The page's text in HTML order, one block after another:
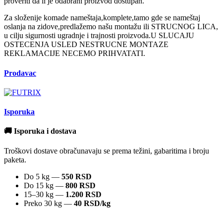
Za složenije komade nameštaja,komplete,tamo gde se nameštaj
oslanja na zidove,predlažemo našu montažu ili STRUCNOG LICA,
u cilju sigurnosti ugradnje i trajnosti proizvoda.U SLUCAJU
OSTECENJA USLED NESTRUCNE MONTAZE
REKLAMACIJE NECEMO PRIHVATATI.
Prodavac
Isporuka
🚚 Isporuka i dostava
Troškovi dostave obračunavaju se prema težini, gabaritima i broju
paketa.
Do 5 kg — 550 RSD
Do 15 kg — 800 RSD
15–30 kg — 1.200 RSD
Preko 30 kg — 40 RSD/kg